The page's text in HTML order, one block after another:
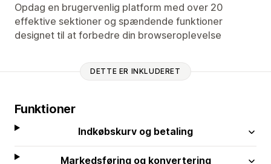
Opdag en brugervenlig platform med over 20
effektive sektioner og spændende funktioner
designet til at forbedre din browseroplevelse
DETTE ER INKLUDERET
Funktioner
Indkøbskurv og betaling
Markedsføring og konvertering